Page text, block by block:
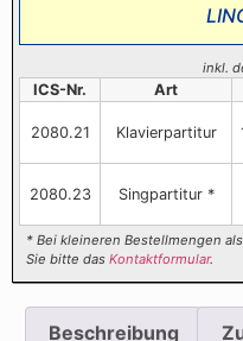
inkl.
ICS-Nr. Art
2080.21 Klavierpartitur
2080.23 Singpartitur *
* Bei kleineren Bestellmengen
Sie bitte dasKontaktformular.
Beschreibung